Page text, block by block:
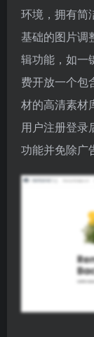
环境，拥有简
基础的图片调
辑功能，如一
费开放一个包
材的高清素材
用户注册登录
功能并免除广